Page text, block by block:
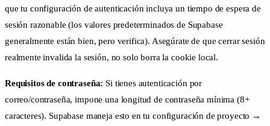
que tu configuración de autenticación incluya un tiempo de espera de
sesión razonable (los valores predeterminados de Supabase
generalmente están bien, pero verifica). Asegúrate de que cerrar sesión
realmente invalida la sesión, no solo borra la cookie local.
Requisitos de contraseña: Si tienes autenticación por
correo/contraseña, impone una longitud de contraseña mínima (8+
caracteres). Supabase maneja esto en tu configuración de proyecto →